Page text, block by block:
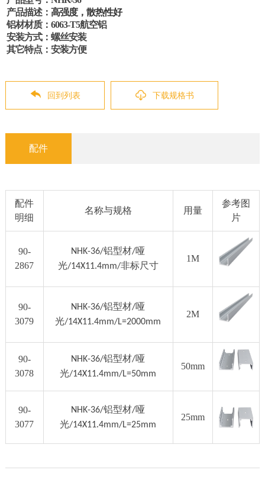
产品描述： 高强度，散热性好
铝材材质： 6063-T5航空铝
安装方式：螺丝安装
其它特点：安装方便
回到列表 下载规格书
配件
配件
明细
名称与规格 用量
参考图
片
90-
2867
NHK-36/铝型材/哑
光/14X11.4mm/非标尺寸
1M
90-
3079
NHK-36/铝型材/哑
光/14X11.4mm/L=2000mm
2M
90-
3078
NHK-36/铝型材/哑
光/14X11.4mm/L=50mm
50mm
90-
3077
NHK-36/铝型材/哑
光/14X11.4mm/L=25mm
25mm